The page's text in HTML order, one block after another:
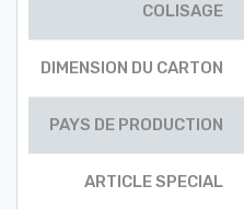
COLISAGE
DIMENSION DU CARTON
PAYS DE PRODUCTION
ARTICLE SPECIAL